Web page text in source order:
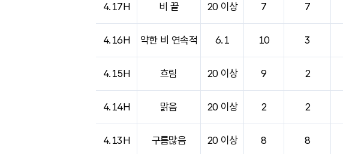
4.17H 비 끝 20 이상 7 7
4.16H 약한 비 연속적 6.1 10 3
4.15H 흐림 20 이상 9 2
4.14H 맑음 20 이상 2 2
4.13H 구름많음 20 이상 8 8